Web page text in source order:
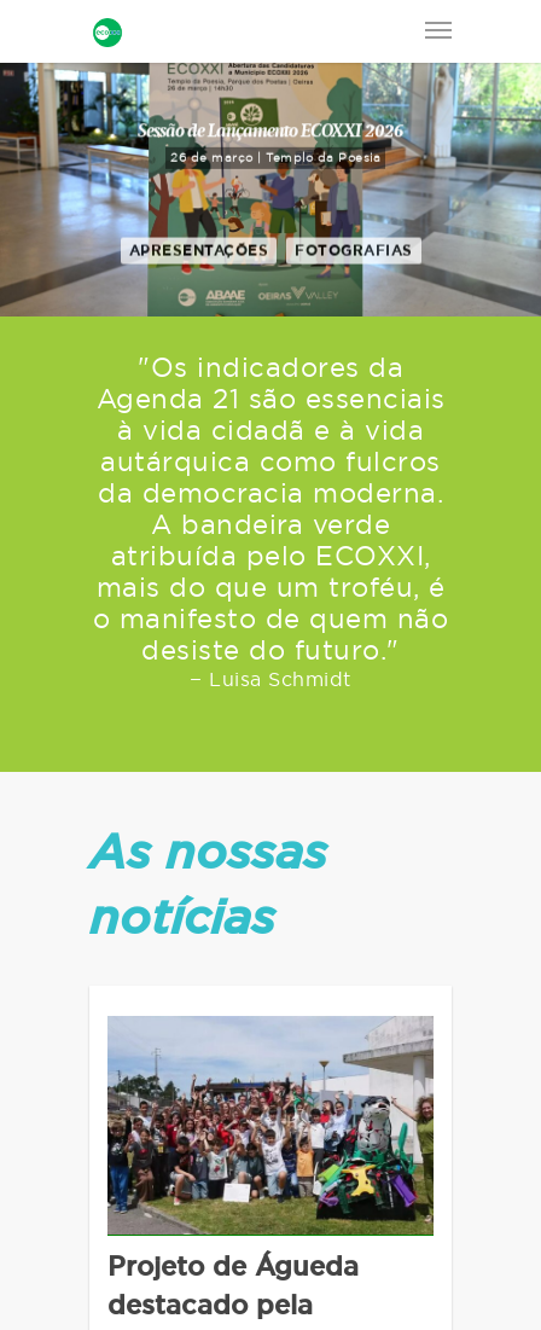
Sessão de Lançamento ECOXXI 2026
26 de março | Templo da Poesia
APRESENTAÇÕES FOTOGRAFIAS
"Os indicadores da
Agenda 21 são essenciais
à vida cidadã e à vida
autárquica como fulcros
da democracia moderna.
A bandeira verde
atribuída pelo ECOXXI,
mais do que um troféu, é
o manifesto de quem não
desiste do futuro."
− Luisa Schmidt
As nossas
notícias
Projeto de Águeda
destacado pela